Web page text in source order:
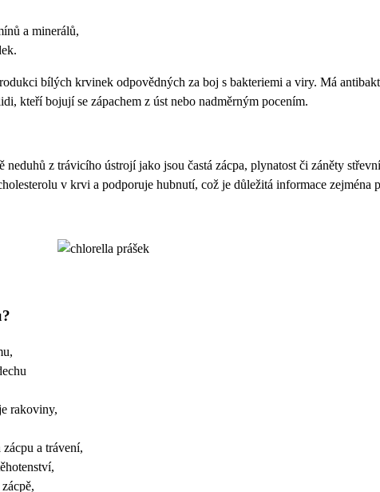
a minerálů,
bílých krvinek odpovědných za boj s bakteriemi a viry. Má
kteří bojují se zápachem z úst nebo nadměrným pocením.
neduhů z trávicího ústrojí jako jsou častá zácpa, plynatost či záněty
v krvi a podporuje hubnutí, což je důležitá informace
rakoviny,
a trávení,